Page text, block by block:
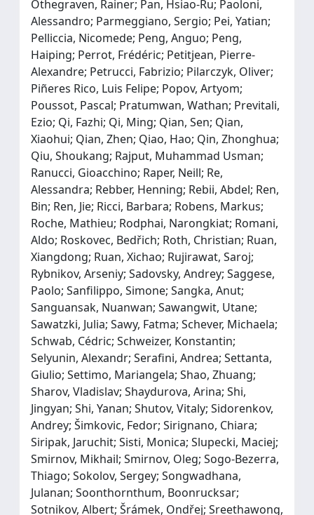
Othegraven, Rainer; Pan, Hsiao-Ru; Paoloni,
Alessandro; Parmeggiano, Sergio; Pei, Yatian;
Pelliccia, Nicomede; Peng, Anguo; Peng,
Haiping; Perrot, Frédéric; Petitjean, Pierre-
Alexandre; Petrucci, Fabrizio; Pilarczyk, Oliver;
Piñeres Rico, Luis Felipe; Popov, Artyom;
Poussot, Pascal; Pratumwan, Wathan; Previtali,
Ezio; Qi, Fazhi; Qi, Ming; Qian, Sen; Qian,
Xiaohui; Qian, Zhen; Qiao, Hao; Qin, Zhonghua;
Qiu, Shoukang; Rajput, Muhammad Usman;
Ranucci, Gioacchino; Raper, Neill; Re,
Alessandra; Rebber, Henning; Rebii, Abdel; Ren,
Bin; Ren, Jie; Ricci, Barbara; Robens, Markus;
Roche, Mathieu; Rodphai, Narongkiat; Romani,
Aldo; Roskovec, Bedřich; Roth, Christian; Ruan,
Xiangdong; Ruan, Xichao; Rujirawat, Saroj;
Rybnikov, Arseniy; Sadovsky, Andrey; Saggese,
Paolo; Sanfilippo, Simone; Sangka, Anut;
Sanguansak, Nuanwan; Sawangwit, Utane;
Sawatzki, Julia; Sawy, Fatma; Schever, Michaela;
Schwab, Cédric; Schweizer, Konstantin;
Selyunin, Alexandr; Serafini, Andrea; Settanta,
Giulio; Settimo, Mariangela; Shao, Zhuang;
Sharov, Vladislav; Shaydurova, Arina; Shi,
Jingyan; Shi, Yanan; Shutov, Vitaly; Sidorenkov,
Andrey; Šimkovic, Fedor; Sirignano, Chiara;
Siripak, Jaruchit; Sisti, Monica; Slupecki, Maciej;
Smirnov, Mikhail; Smirnov, Oleg; Sogo-Bezerra,
Thiago; Sokolov, Sergey; Songwadhana,
Julanan; Soonthornthum, Boonrucksar;
Sotnikov, Albert; Šrámek, Ondřej; Sreethawong,